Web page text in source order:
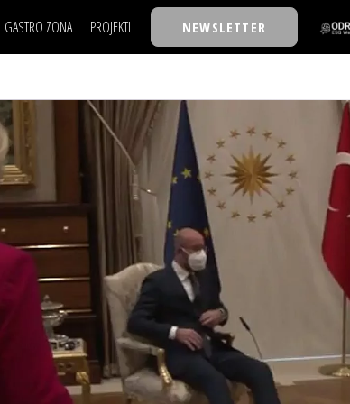
GASTRO ZONA PROJEKTI
TASTY TALKS
30 ISPOD 30
BACK TO OFFICE/SCHOOL
BIZBENDOVI
BIZKOLEGIJUM
BMW BIZNIS LIGA
BIZLIFE WEEK
IZJAVA GODINE
NEWSLETTER
NAJKOLEGA
30 ISPOD 30
BACK TO OFFICE/SCHOOL
BIZBENDOVI
BIZKOLEGIJUM
BMW BIZNIS LIGA
BIZLIFE WEEK
IZJAVA GODINE